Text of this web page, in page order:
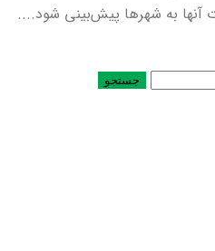
آنها به شهرها پیش‌بینی شود....